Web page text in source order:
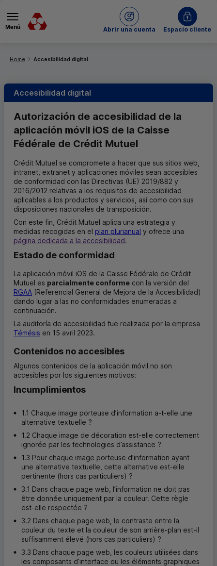
Menú Abrir una cuentade Crédit MutuelEspacio cliente
Home Accesibilidad digital
Accesibilidad digital
Autorización de accesibilidad de la
aplicación móvil iOS de la Caisse
Fédérale de Crédit Mutuel
Crédit Mutuel se compromete a hacer que sus sitios web,
intranet, extranet y aplicaciones móviles sean accesibles
de conformidad con las Directivas (UE) 2019/882 y
2016/2012 relativas a los requisitos de accesibilidad
aplicables a los productos y servicios, así como con sus
disposiciones nacionales de transposición.
Con este fin, Crédit Mutuel aplica una estrategia y
medidas recogidas en el plan plurianual y ofrece una
página dedicada a la accesibilidad.
Estado de conformidad
La aplicación móvil iOS de la Caisse Fédérale de Crédit
Mutuel es parcialmente conforme con la versión del
RGAA (Referencial General de Mejora de la Accesibilidad)
dando lugar a las no conformidades enumeradas a
continuación.
La auditoría de accesibilidad fue realizada por la empresa
Témésis en 15 avril 2023.
Contenidos no accesibles
Algunos contenidos de la aplicación móvil no son
accesibles por los siguientes motivos:
Incumplimientos
1.1 Chaque image porteuse d’information a-t-elle une
alternative textuelle ?
1.2 Chaque image de décoration est-elle correctement
ignorée par les technologies d’assistance ?
1.3 Pour chaque image porteuse d’information ayant
une alternative textuelle, cette alternative est-elle
pertinente (hors cas particuliers) ?
3.1 Dans chaque page web, l’information ne doit pas
être donnée uniquement par la couleur. Cette règle
est-elle respectée ?
3.2 Dans chaque page web, le contraste entre la
couleur du texte et la couleur de son arrière-plan est-il
suffisamment élevé (hors cas particuliers) ?
3.3 Dans chaque page web, les couleurs utilisées dans
les composants d’interface ou les éléments graphiques